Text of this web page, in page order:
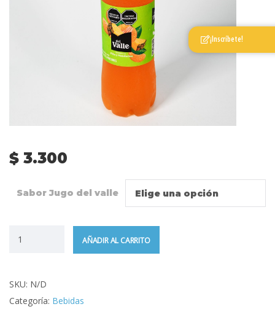
$ 3.300
Sabor Jugo del valle Elige una opción
AÑADIR AL CARRITO
SKU: N/D
Categoría: Bebidas
¡Inscríbete!